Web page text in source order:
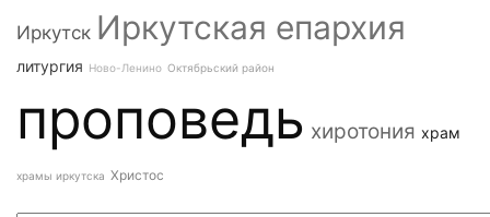
Иркутск Иркутская епархия
литургия Ново-Ленино Октябрьский район
проповедь хиротония храм
храмы иркутска Христос